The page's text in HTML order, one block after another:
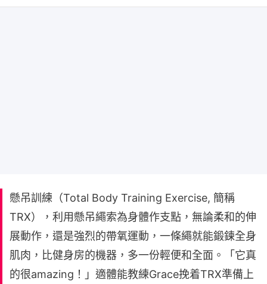
懸吊訓練（Total Body Training Exercise, 簡稱
TRX），利用懸吊繩索為身體作支點，無論柔和的伸
展動作，還是強烈的帶氧運動，一條繩就能鍛鍊全身
肌肉，比健身房的機器，多一份輕便和全面。「它真
的很amazing！」適體能教練Grace挽着TRX準備上